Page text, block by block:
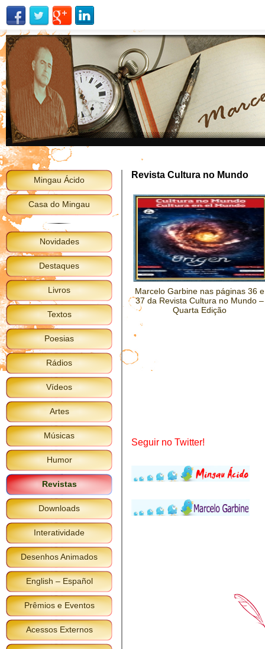
Mingau Ácido
Casa do Mingau
Novidades
Destaques
Livros
Textos
Poesias
Rádios
Vídeos
Artes
Músicas
Humor
Revistas
Downloads
Interatividade
Desenhos Animados
English – Español
Prêmios e Eventos
Acessos Externos
Revista Cultura no Mundo
Marcelo Garbine nas páginas 36 e
37 da Revista Cultura no Mundo –
Quarta Edição
Seguir no Twitter!